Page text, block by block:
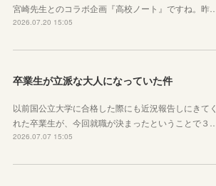
宮崎先生とのコラボ企画『高校ノート』ですね。昨…
2026.07.20 15:05
卒業生が立派な大人になっていた件
以前国公立大学に合格した際にも近況報告しにきてく
れた卒業生が、今回就職が決まったということで３…
2026.07.07 15:05